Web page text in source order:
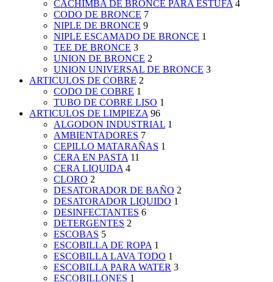
CACHIMBA DE BRONCE PARA ESTUFA 4
CODO DE BRONCE 7
NIPLE DE BRONCE 9
NIPLE ESCAMADO DE BRONCE 1
TEE DE BRONCE 3
UNION DE BRONCE 2
UNION UNIVERSAL DE BRONCE 3
ARTICULOS DE COBRE 2
CODO DE COBRE 1
TUBO DE COBRE LISO 1
ARTICULOS DE LIMPIEZA 96
ALGODON INDUSTRIAL 1
AMBIENTADORES 7
CEPILLO MATARAÑAS 1
CERA EN PASTA 11
CERA LIQUIDA 4
CLORO 2
DESATORADOR DE BAÑO 2
DESATORADOR LIQUIDO 1
DESINFECTANTES 6
DETERGENTES 2
ESCOBAS 5
ESCOBILLA DE ROPA 1
ESCOBILLA LAVA TODO 1
ESCOBILLA PARA WATER 3
ESCOBILLONES 1